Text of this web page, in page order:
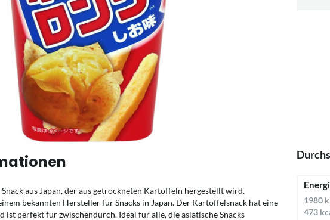
aus Japan, der aus getrockneten Kartoffeln hergestellt wird.
bekannten Hersteller für Snacks in Japan. Der Kartoffelsnack hat eine
ist perfekt für zwischendurch. Ideal für alle, die asiatische Snacks
1980
473